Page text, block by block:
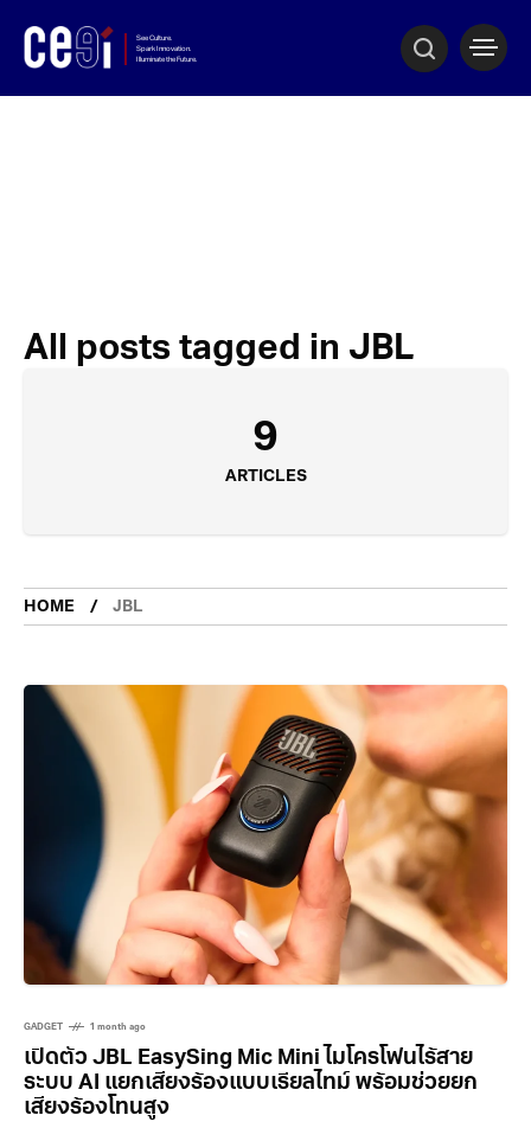
All posts tagged in JBL
9
ARTICLES
HOME JBL
GADGET 1 month ago
เปิดตัว JBL EasySing Mic Mini ไมโครโฟนไร้สาย
ระบบ AI แยกเสียงร้องแบบเรียลไทม์ พร้อมช่วยยก
เสียงร้องโทนสูง